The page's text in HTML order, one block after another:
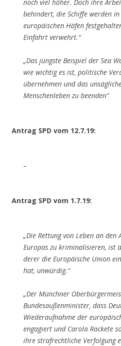
noch viel höher. Doch ihre
behindert, die Schiffe werden
europäischen Häfen
Einfahrt verwehrt.“​​​​​​​
„Das jüngste Beispiel der Sea
wie wichtig es ist, politische
übernehmen und das
Menschenleben zu beenden​​​​​​​“
Antrag SPD vom 12.7.19:
–
Antrag SPD vom 1.7.19:
„Die Rettung von Leben an den
Europas zu kriminalisieren, ist
derer die Europäische Union
hat, unwürdig.“
„Der Münchner
Bundesaußenminister, dass
Wiederaufnahme der
engagiert und Carola Rackete
ihre strafrechtliche Verfolgung